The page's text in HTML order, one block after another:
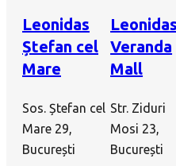
Leonidas
Ștefan cel
Mare
Sos. Ștefan cel
Mare 29,
București
Leonidas
Veranda
Mall
Str. Ziduri
Mosi 23,
București